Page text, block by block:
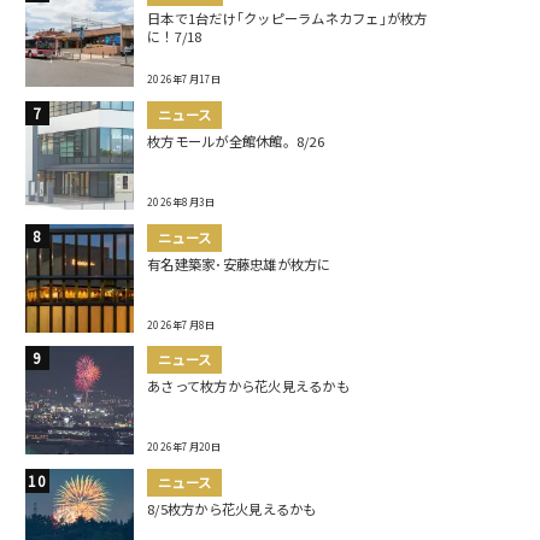
日本で1台だけ｢クッピーラムネカフェ｣が枚方
に！7/18
2026年7月17日
ニュース
枚方モールが全館休館。8/26
2026年8月3日
ニュース
有名建築家･安藤忠雄が枚方に
2026年7月8日
ニュース
あさって枚方から花火見えるかも
2026年7月20日
ニュース
8/5枚方から花火見えるかも